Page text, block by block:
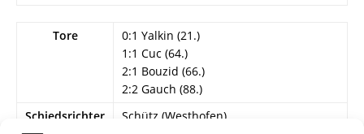
Tore
0:1 Yalkin (21.)
1:1 Cuc (64.)
2:1 Bouzid (66.)
2:2 Gauch (88.)
Schiedsrichter
Schütz (Westhofen)